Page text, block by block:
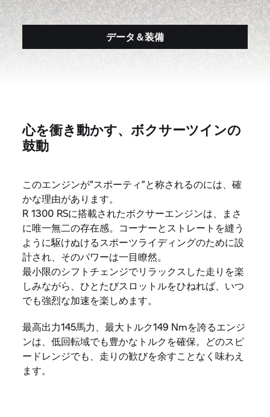
データ＆装備
心を衝き動かす、ボクサーツインの
鼓動
このエンジンが“スポーティ”と称されるのには、確
かな理由があります。
R 1300 RSに搭載されたボクサーエンジンは、まさ
に唯一無二の存在感。コーナーとストレートを縫う
ように駆けぬけるスポーツライディングのために設
計され、そのパワーは一目瞭然。
最小限のシフトチェンジでリラックスした走りを楽
しみながら、ひとたびスロットルをひねれば、いつ
でも強烈な加速を楽しめます。
最高出力145馬力、最大トルク149 Nmを誇るエンジ
ンは、低回転域でも豊かなトルクを確保。どのスピ
ードレンジでも、走りの歓びを余すことなく味わえ
ます。